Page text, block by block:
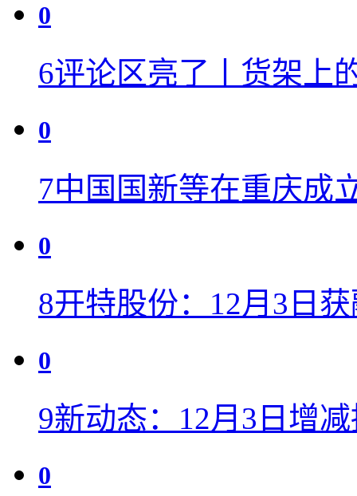
0
6评论区亮了丨货架上
0
7中国国新等在重庆成
0
8开特股份：12月3日
0
9新动态：12月3日增
0